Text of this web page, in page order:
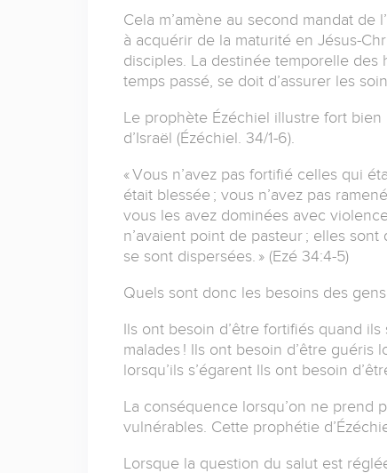
Cela m’amène au second mandat de
à acquérir de la maturité en Jésus-
disciples. La destinée temporelle
temps passé, se doit d’assurer les
Le prophète Ézéchiel illustre fort
d’Israël (Ézéchiel. 34/1-6).
« Vous n’avez pas fortifié celles qui
était blessée ; vous n’avez pas
vous les avez dominées avec
n’avaient point de pasteur ; elles
se sont dispersées. » (Ezé 34:4-5)
Quels sont donc les besoins des gens
Ils ont besoin d’être fortifiés quand
malades ! Ils ont besoin d’être guéris
lorsqu’ils s’égarent Ils ont besoin
La conséquence lorsqu’on ne prend
vulnérables. Cette prophétie
Lorsque la question du salut est